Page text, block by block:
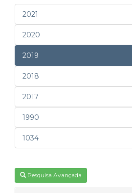
2021
2020
2019
2018
2017
1990
1034
Pesquisa Avançada